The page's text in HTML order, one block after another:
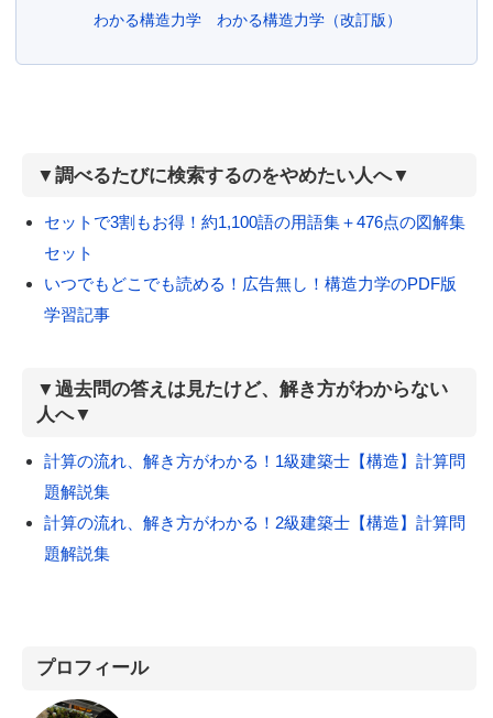
わかる構造力学
わかる構造力学（改訂版）
▼調べるたびに検索するのをやめたい人へ▼
セットで3割もお得！約1,100語の用語集＋476点の図解集
セット
いつでもどこでも読める！広告無し！構造力学のPDF版
学習記事
▼過去問の答えは見たけど、解き方がわからない
人へ▼
計算の流れ、解き方がわかる！1級建築士【構造】計算問
題解説集
計算の流れ、解き方がわかる！2級建築士【構造】計算問
題解説集
プロフィール